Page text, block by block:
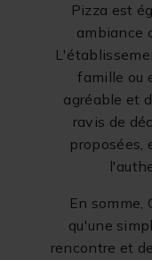
Pizza est
ambiance
famille ou
agréable et
ravis de
proposées,
En somme,
qu'une
rencontre et